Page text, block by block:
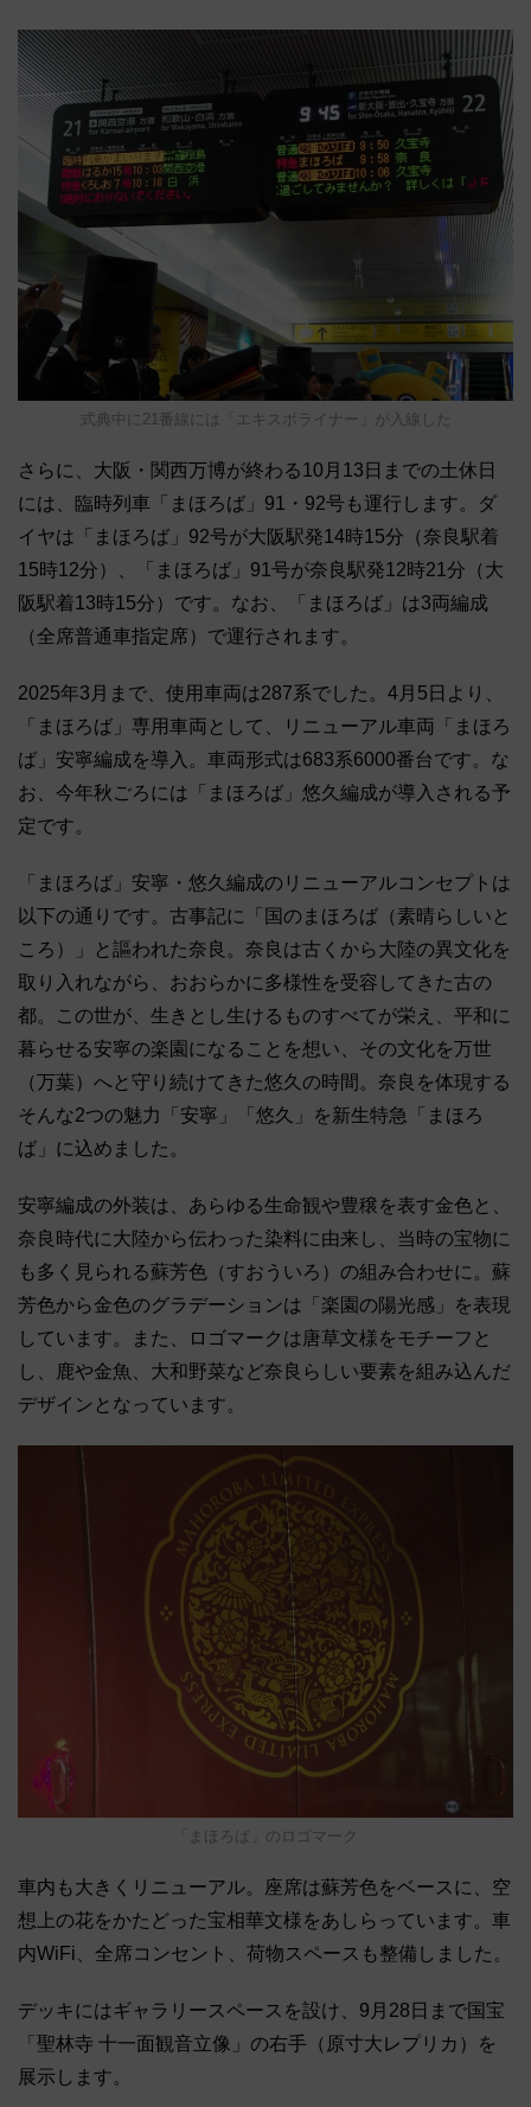
式典中に21番線には「エキスポライナー」が入線した
さらに、大阪・関西万博が終わる10月13日までの土休日
には、臨時列車「まほろば」91・92号も運行します。ダ
イヤは「まほろば」92号が大阪駅発14時15分（奈良駅着
15時12分）、「まほろば」91号が奈良駅発12時21分（大
阪駅着13時15分）です。なお、「まほろば」は3両編成
（全席普通車指定席）で運行されます。
2025年3月まで、使用車両は287系でした。4月5日より、
「まほろば」専用車両として、リニューアル車両「まほろ
ば」安寧編成を導入。車両形式は683系6000番台です。な
お、今年秋ごろには「まほろば」悠久編成が導入される予
定です。
「まほろば」安寧・悠久編成のリニューアルコンセプトは
以下の通りです。古事記に「国のまほろば（素晴らしいと
ころ）」と謳われた奈良。奈良は古くから大陸の異文化を
取り入れながら、おおらかに多様性を受容してきた古の
都。この世が、生きとし生けるものすべてが栄え、平和に
暮らせる安寧の楽園になることを想い、その文化を万世
（万葉）へと守り続けてきた悠久の時間。奈良を体現する
そんな2つの魅力「安寧」「悠久」を新生特急「まほろ
ば」に込めました。
安寧編成の外装は、あらゆる生命観や豊穣を表す金色と、
奈良時代に大陸から伝わった染料に由来し、当時の宝物に
も多く見られる蘇芳色（すおういろ）の組み合わせに。蘇
芳色から金色のグラデーションは「楽園の陽光感」を表現
しています。また、ロゴマークは唐草文様をモチーフと
し、鹿や金魚、大和野菜など奈良らしい要素を組み込んだ
デザインとなっています。
「まほろば」のロゴマーク
車内も大きくリニューアル。座席は蘇芳色をベースに、空
想上の花をかたどった宝相華文様をあしらっています。車
内WiFi、全席コンセント、荷物スペースも整備しました。
デッキにはギャラリースペースを設け、9月28日まで国宝
「聖林寺 十一面観音立像」の右手（原寸大レプリカ）を
展示します。